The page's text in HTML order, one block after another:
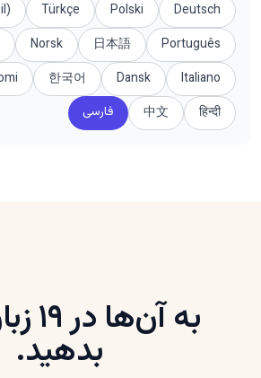
Deutsch
Polski
Türkçe
Português
日本語
Norsk
Italiano
Dansk
한국어
हिन्दी
中文 فارسی
به
بدهید.